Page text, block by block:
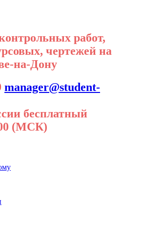
работ,
чертежей на
на-Дону
manager@student-
бесплатный
(МСК)